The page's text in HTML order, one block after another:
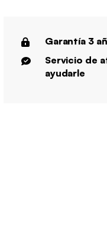
Garantía 3
Servicio de
ayudarle